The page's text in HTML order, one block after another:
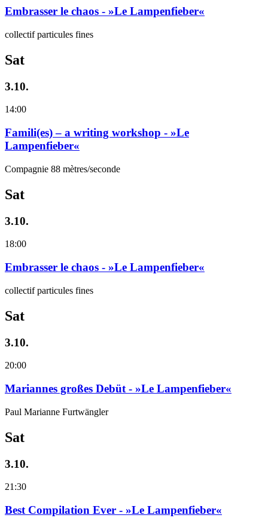
Embrasser le chaos - »Le Lampenfieber«
collectif particules fines
Sat
3.10.
14:00
Famili(es) – a writing workshop - »Le
Lampenfieber«
Compagnie 88 mètres/seconde
Sat
3.10.
18:00
Embrasser le chaos - »Le Lampenfieber«
collectif particules fines
Sat
3.10.
20:00
Mariannes großes Debüt - »Le Lampenfieber«
Paul Marianne Furtwängler
Sat
3.10.
21:30
Best Compilation Ever - »Le Lampenfieber«